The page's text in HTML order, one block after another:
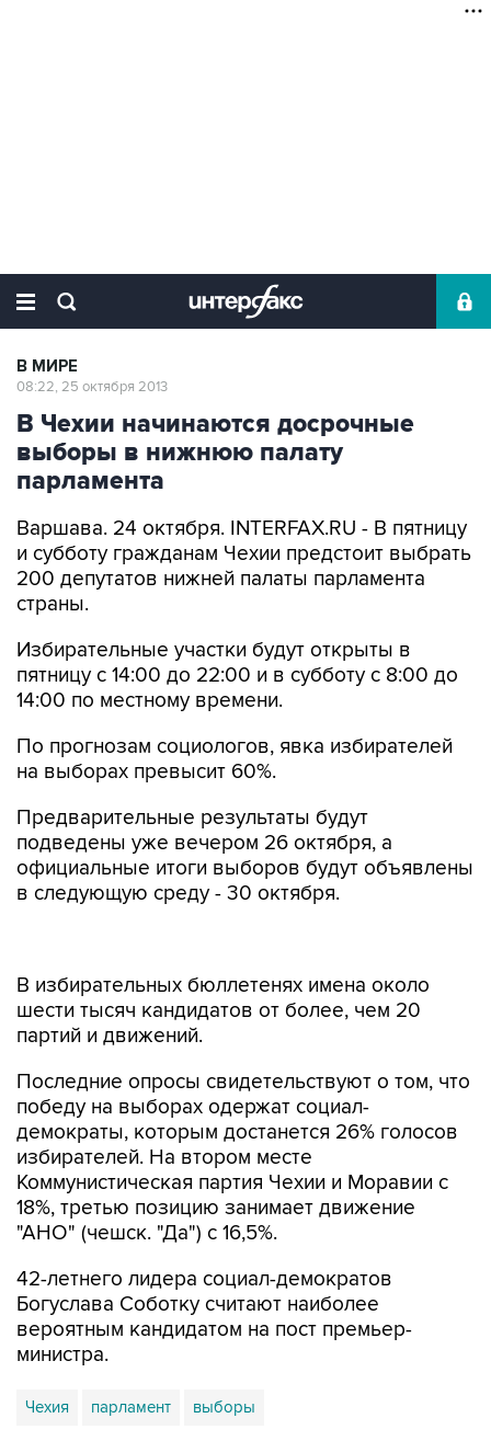
В МИРЕ
08:22, 25 октября 2013
В Чехии начинаются досрочные
выборы в нижнюю палату
парламента
Варшава. 24 октября. INTERFAX.RU - В пятницу
и субботу гражданам Чехии предстоит выбрать
200 депутатов нижней палаты парламента
страны.
Избирательные участки будут открыты в
пятницу с 14:00 до 22:00 и в субботу с 8:00 до
14:00 по местному времени.
По прогнозам социологов, явка избирателей
на выборах превысит 60%.
Предварительные результаты будут
подведены уже вечером 26 октября, а
официальные итоги выборов будут объявлены
в следующую среду - 30 октября.
партий и движений.
Последние опросы свидетельствуют о том, что
демократы, которым достанется 26% голосов
избирателей. На втором месте
Коммунистическая партия Чехии и Моравии с
18%, третью позицию занимает движение
"АНО" (чешск. "Да") с 16,5%.
42-летнего лидера социал-демократов
вероятным кандидатом на пост премьер-
министра.
Чехия парламент